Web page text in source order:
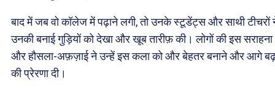
बाद में जब वो कॉलेज में पढ़ाने लगी, तो उनके स्टूडेंट्स और साथी टीचरों
उनकी बनाई गुड़ियों को देखा और खूब तारीफ़ की। लोगों की इस सराहना
और हौसला-अफ़ज़ाई ने उन्हें इस कला को और बेहतर बनाने और आगे
की प्रेरणा दी।